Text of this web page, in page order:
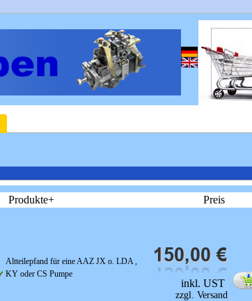
Produkte+ Preis
Altteilepfand für eine AAZ JX o. LDA ,
KY oder CS Pumpe
inkl. UST
zzgl. Versand